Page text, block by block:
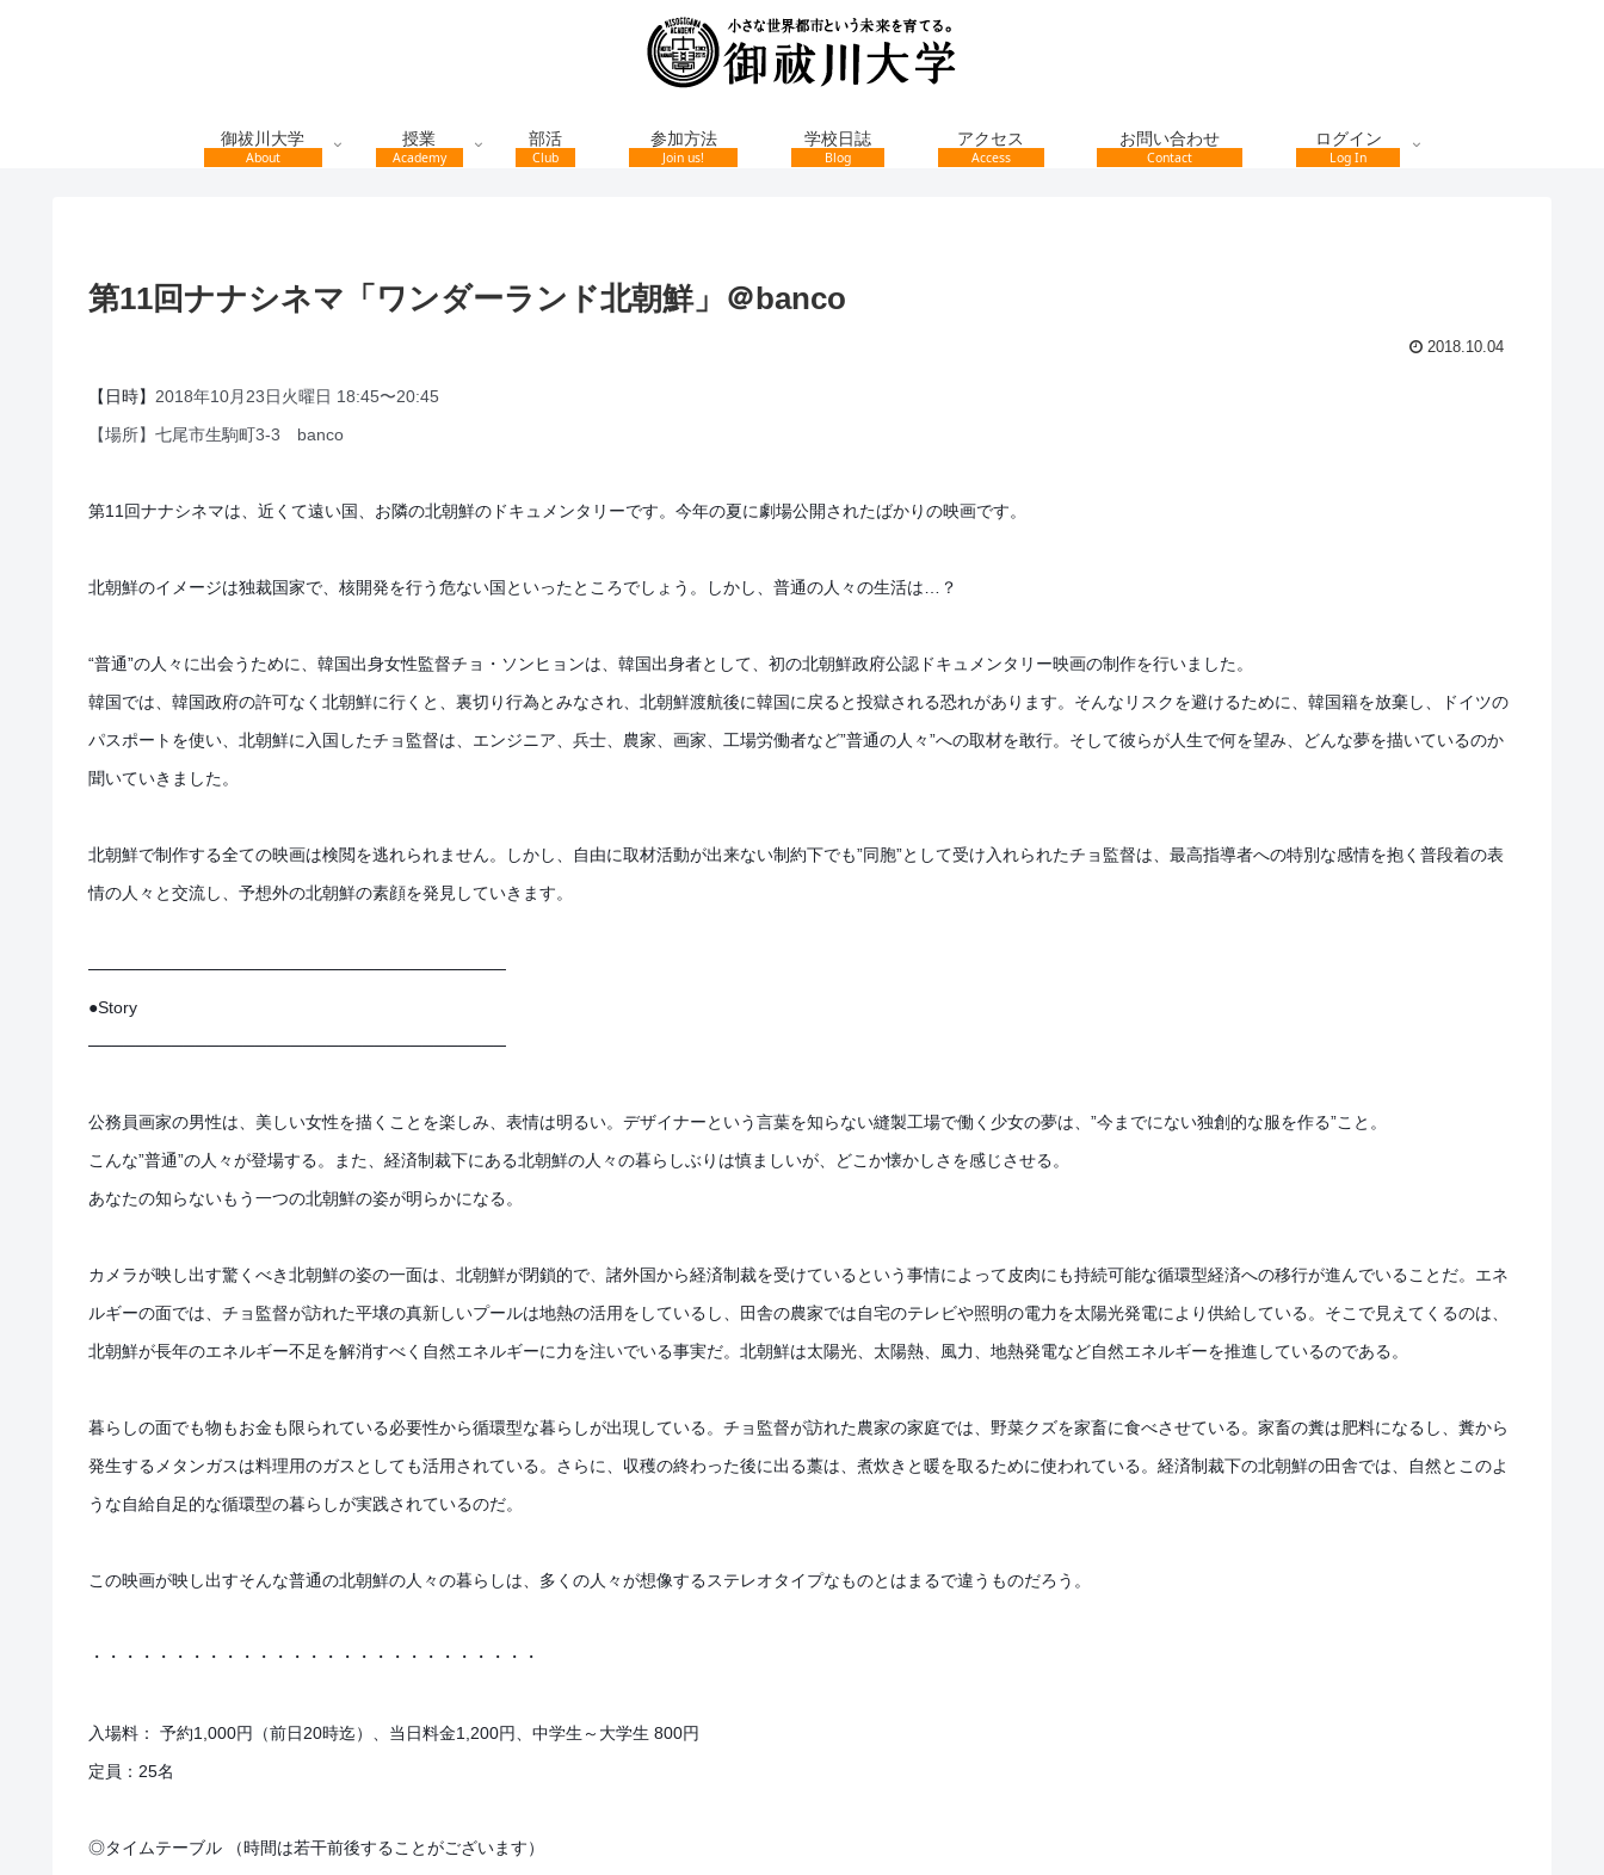
御祓川大学
About
授業
Academy
部活
Club
参加方法
Join us!
学校日誌
Blog
アクセス
Access
お問い合わせ
Contact
ログイン
Log In
第11回ナナシネマ「ワンダーランド北朝鮮」＠banco
2018.10.04
【日時】 2018年10月23日火曜日 18:45〜20:45
【場所】七尾市生駒町3-3 banco
第11回ナナシネマは、近くて遠い国、お隣の北朝鮮のドキュメンタリーです。今年の夏に劇場公開されたばかりの映画です。
北朝鮮のイメージは独裁国家で、核開発を行う危ない国といったところでしょう。しかし、普通の人々の生活は…？
“普通”の人々に出会うために、韓国出身女性監督チョ・ソンヒョンは、韓国出身者として、初の北朝鮮政府公認ドキュメンタリー映画の制作を行いました。
韓国では、韓国政府の許可なく北朝鮮に行くと、裏切り行為とみなされ、北朝鮮渡航後に韓国に戻ると投獄される恐れがあります。そんなリスクを避けるために、韓国籍を放棄し、ドイツの
パスポートを使い、北朝鮮に入国したチョ監督は、エンジニア、兵士、農家、画家、工場労働者など”普通の人々”への取材を敢行。そして彼らが人生で何を望み、どんな夢を描いているのか
聞いていきました。
北朝鮮で制作する全ての映画は検閲を逃れられません。しかし、自由に取材活動が出来ない制約下でも”同胞”として受け入れられたチョ監督は、最高指導者への特別な感情を抱く普段着の表
情の人々と交流し、予想外の北朝鮮の素顔を発見していきます。
───────────────────────────────────
●Story
───────────────────────────────────
公務員画家の男性は、美しい女性を描くことを楽しみ、表情は明るい。デザイナーという言葉を知らない縫製工場で働く少女の夢は、”今までにない独創的な服を作る”こと。
こんな”普通”の人々が登場する。また、経済制裁下にある北朝鮮の人々の暮らしぶりは慎ましいが、どこか懐かしさを感じさせる。
あなたの知らないもう一つの北朝鮮の姿が明らかになる。
カメラが映し出す驚くべき北朝鮮の姿の一面は、北朝鮮が閉鎖的で、諸外国から経済制裁を受けているという事情によって皮肉にも持続可能な循環型経済への移行が進んでいることだ。エネ
ルギーの面では、チョ監督が訪れた平壌の真新しいプールは地熱の活用をしているし、田舎の農家では自宅のテレビや照明の電力を太陽光発電により供給している。そこで見えてくるのは、
北朝鮮が長年のエネルギー不足を解消すべく自然エネルギーに力を注いでいる事実だ。北朝鮮は太陽光、太陽熱、風力、地熱発電など自然エネルギーを推進しているのである。
暮らしの面でも物もお金も限られている必要性から循環型な暮らしが出現している。チョ監督が訪れた農家の家庭では、野菜クズを家畜に食べさせている。家畜の糞は肥料になるし、糞から
発生するメタンガスは料理用のガスとしても活用されている。さらに、収穫の終わった後に出る藁は、煮炊きと暖を取るために使われている。経済制裁下の北朝鮮の田舎では、自然とこのよ
うな自給自足的な循環型の暮らしが実践されているのだ。
この映画が映し出すそんな普通の北朝鮮の人々の暮らしは、多くの人々が想像するステレオタイプなものとはまるで違うものだろう。
・・・・・・・・・・・・・・・・・・・・・・・・・・・
入場料： 予約1,000円（前日20時迄）、当日料金1,200円、中学生～大学生 800円
定員：25名
◎タイムテーブル （時間は若干前後することがございます）